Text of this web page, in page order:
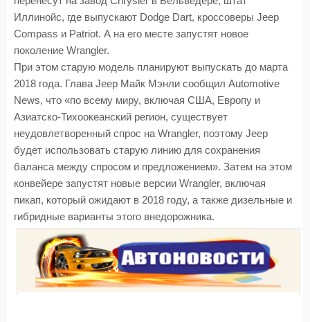
Иллинойс, где выпускают Dodge Dart, кроссоверы Jeep
Compass и Patriot. А на его месте запустят новое
поколение Wrangler.
При этом старую модель планируют выпускать до марта
2018 года. Глава Jeep Майк Мэнли сообщил Automotive
News, что «по всему миру, включая США, Европу и
Азиатско-Тихоокеанский регион, существует
неудовлетворенный спрос на Wrangler, поэтому Jeep
будет использовать старую линию для сохранения
баланса между спросом и предложением». Затем на этом
конвейере запустят новые версии Wrangler, включая
пикап, который ожидают в 2018 году, а также дизельные и
гибридные варианты этого внедорожника.